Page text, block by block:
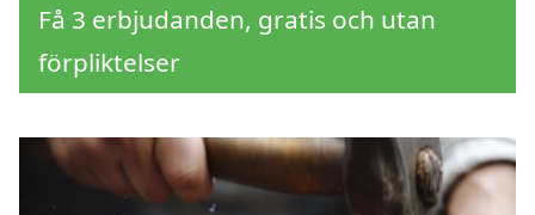
Få 3 erbjudanden, gratis och utan
förpliktelser